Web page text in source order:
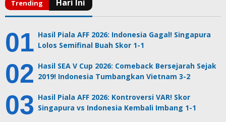
Hasil Piala AFF 2026: Indonesia Gagal! Singapura
Lolos Semifinal Buah Skor 1-1
Hasil SEA V Cup 2026: Comeback Bersejarah Sejak
2019! Indonesia Tumbangkan Vietnam 3-2
Hasil Piala AFF 2026: Kontroversi VAR! Skor
Singapura vs Indonesia Kembali Imbang 1-1